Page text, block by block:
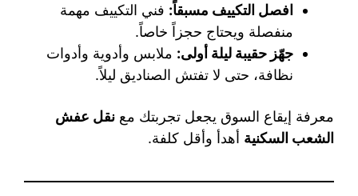
افصل التكييف مسبقاً: فني التكييف مهمة
منفصلة ويحتاج حجزاً خاصاً.
جهّز حقيبة ليلة أولى: ملابس وأدوية وأدوات
نظافة، حتى لا تفتش الصناديق ليلاً.
معرفة إيقاع السوق يجعل تجربتك مع نقل عفش
الشعب السكنية أهدأ وأقل كلفة.